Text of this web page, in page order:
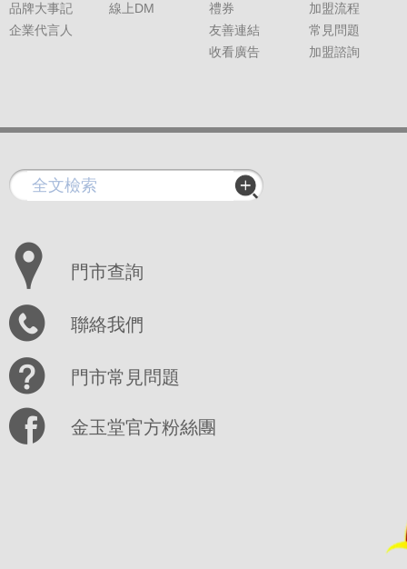
品牌大事記
企業代言人
線上DM
禮券
友善連結
收看廣告
加盟流程
常見問題
加盟諮詢
門市查詢
聯絡我們
門市常見問題
金玉堂官方粉絲團